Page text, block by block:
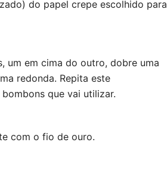
do papel crepe escolhido para
um em cima do outro, dobre uma
redonda. Repita este
que vai utilizar.
com o fio de ouro.